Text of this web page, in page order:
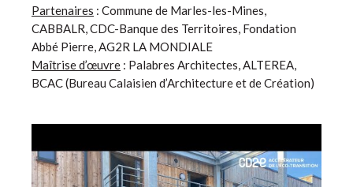
Partenaires : Commune de Marles-les-Mines,
CABBALR, CDC-Banque des Territoires, Fondation
Abbé Pierre, AG2R LA MONDIALE
Maîtrise d’œuvre : Palabres Architectes, ALTEREA,
BCAC (Bureau Calaisien d’Architecture et de Création)